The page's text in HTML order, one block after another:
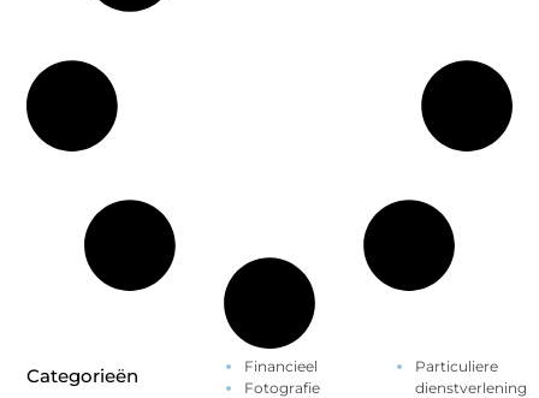
Categorieën
Financieel
Fotografie
Particuliere
dienstverlening